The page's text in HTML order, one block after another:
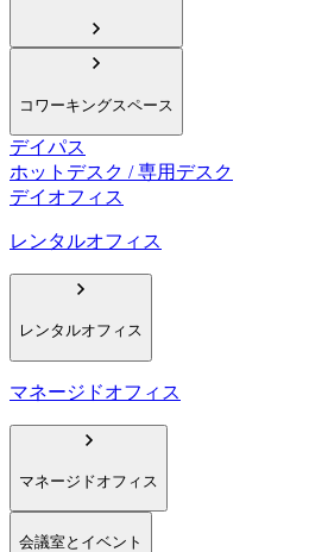
コワーキングスペース
デイパス
ホットデスク / 専用デスク
デイオフィス
レンタルオフィス
レンタルオフィス
マネージドオフィス
マネージドオフィス
会議室とイベント